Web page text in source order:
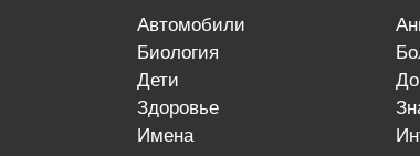
автомобили
биология
дети
здоровье
имена